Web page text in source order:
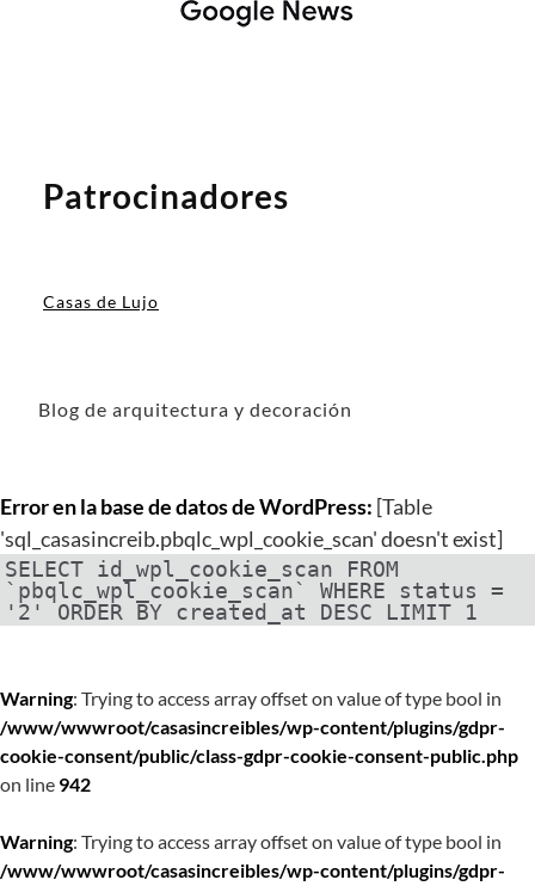
Patrocinadores
Casas de Lujo
Blog de arquitectura y decoración
Error en la base de datos de WordPress: [Table
'sql_casasincreib.pbqlc_wpl_cookie_scan' doesn't exist]
SELECT id_wpl_cookie_scan FROM
`pbqlc_wpl_cookie_scan` WHERE status =
'2' ORDER BY created_at DESC LIMIT 1
Warning: Trying to access array offset on value of type bool in
/www/wwwroot/casasincreibles/wp-content/plugins/gdpr-
cookie-consent/public/class-gdpr-cookie-consent-public.php
on line 942
Warning: Trying to access array offset on value of type bool in
/www/wwwroot/casasincreibles/wp-content/plugins/gdpr-